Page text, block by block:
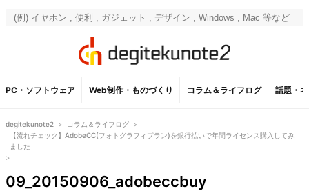
PC・ソフトウェア Web制作・ものづくり コラム＆ライフログ 話題・
degitekunote2 > コラム＆ライフログ >
【流れチェック】AdobeCC(フォトグラフィプラン)を銀行払いで年間ライセンス購入してみ
ました
>
09_20150906_adobeccbuy